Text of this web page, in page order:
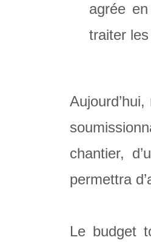
agrée
traiter
chantier,
permettra
Le budget